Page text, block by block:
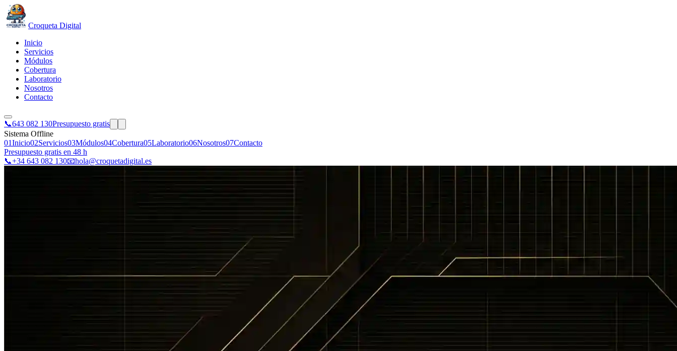
Croqueta Digital
Inicio
Servicios
Módulos
Cobertura
Laboratorio
Nosotros
Contacto
📞643 082 130Presupuesto gratis
Sistema Offline
01Inicio02Servicios03Módulos04Cobertura05Laboratorio06Nosotros07Contacto
Presupuesto gratis en 48 h
📞+34 643 082 130📧hola@croquetadigital.es